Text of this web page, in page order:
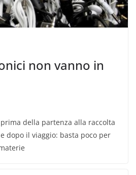
non vanno in
prima della partenza alla raccolta
dopo il viaggio: basta poco per